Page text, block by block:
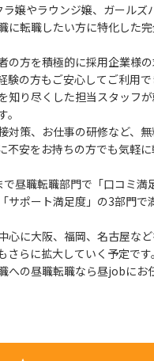
嬢やラウンジ嬢、ガールズ
に転職したい方に特化した
の方を積極的に採用企業様
験の方もご安心してご利用で
知り尽くした担当スタッフ
対策、お仕事の研修など、
不安をお持ちの方でも気軽
昼職転職部門で「口コミ満
「サポート満足度」の3部門
心に大阪、福岡、名古屋な
さらに拡大していく予定です。
への昼職転職なら昼jobにお